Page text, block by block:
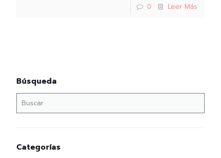
0 Leer Más
Búsqueda
Categorías